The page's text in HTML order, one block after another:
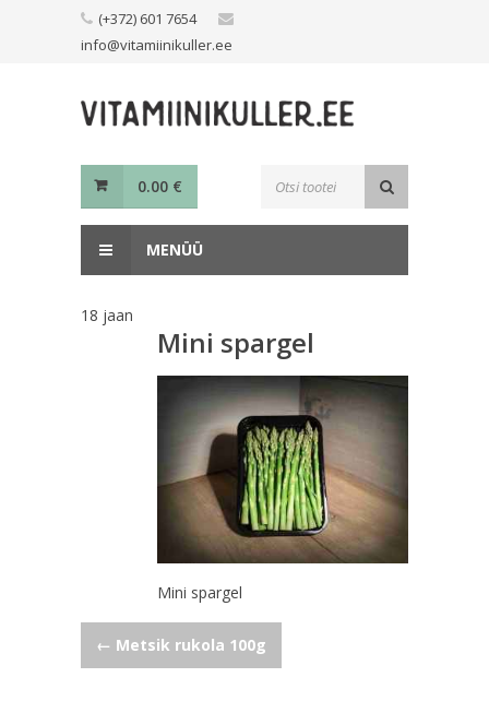
(+372) 601 7654
info@vitamiinikuller.ee
0.00 €
MENÜÜ
18 jaan
Mini spargel
Mini spargel
Navigeerimine
← Metsik rukola 100g